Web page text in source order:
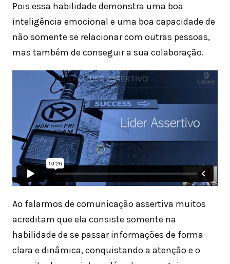
Pois essa habilidade demonstra uma boa
inteligência emocional e uma boa capacidade de
não somente se relacionar com outras pessoas,
mas também de conseguir a sua colaboração.
Ao falarmos de comunicação assertiva muitos
acreditam que ela consiste somente na
habilidade de se passar informações de forma
clara e dinâmica, conquistando a atenção e o